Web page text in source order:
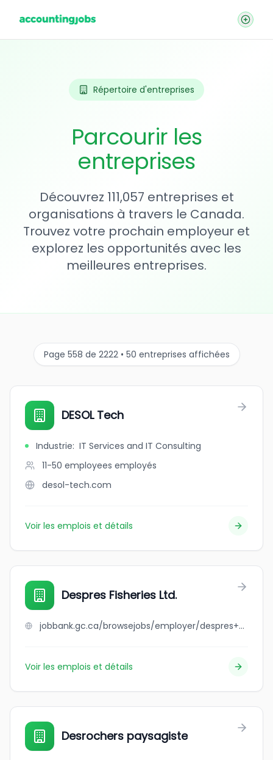
Répertoire d'entreprises
Parcourir les
entreprises
Découvrez 111,057 entreprises et
organisations à travers le Canada.
Trouvez votre prochain employeur et
explorez les opportunités avec les
meilleures entreprises.
Page 558 de 2222 • 50 entreprises affichées
DESOL Tech
Industrie: IT Services and IT Consulting
11-50 employees employés
desol-tech.com
Voir les emplois et détails
Despres Fisheries Ltd.
jobbank.gc.ca/browsejobs/employer/despres+fisheries+ltd./ca
Voir les emplois et détails
Desrochers paysagiste